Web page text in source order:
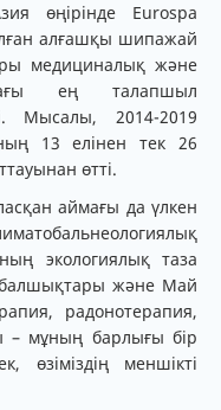
өңірінде Eurospa
алғашқы шипажай
медициналық және
ең талапшыл
Мысалы, 2014-2019
13 елінен тек 26
өтті.
аймағы да үлкен
экологиялық таза
балшықтары және Май
радонотерапия,
– мұның барлығы бір
өзіміздің меншікті